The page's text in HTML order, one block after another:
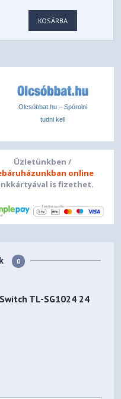
MENEDZSELHETŐ
ASZTALI SWITCH
KOSÁRBA
Olcsóbbat.hu – Spórolni
tudni kell
Üzletünkben /
online
is fizethet.
0
TL-SG1024 24